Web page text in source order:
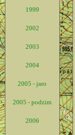
1999
2002
2003
2004
2005 - jaro
2005 - podzim
2006